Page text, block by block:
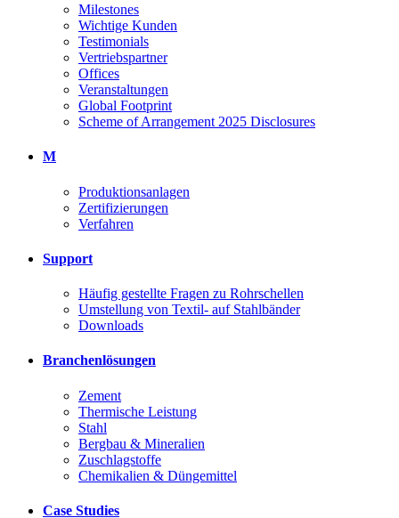
Milestones
Wichtige Kunden
Testimonials
Vertriebspartner
Offices
Veranstaltungen
Global Footprint
Scheme of Arrangement 2025 Disclosures
M
Produktionsanlagen
Zertifizierungen
Verfahren
Support
Häufig gestellte Fragen zu Rohrschellen
Umstellung von Textil- auf Stahlbänder
Downloads
Branchenlösungen
Zement
Thermische Leistung
Stahl
Bergbau & Mineralien
Zuschlagstoffe
Chemikalien & Düngemittel
Case Studies